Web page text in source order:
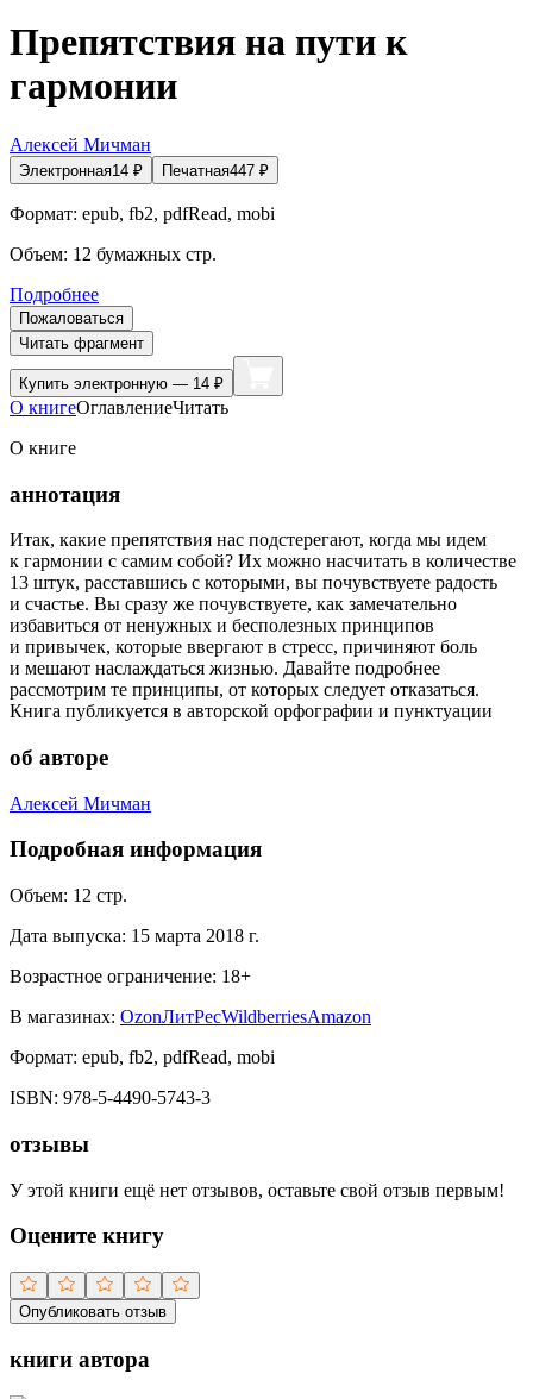
Препятствия на пути к
гармонии
Алексей Мичман
Электронная14 ₽ Печатная447 ₽
Формат: epub, fb2, pdfRead, mobi
Объем: 12 бумажных стр.
Подробнее
Пожаловаться
Читать фрагмент
Купить электронную — 14 ₽
О книгеОглавлениеЧитать
О книге
аннотация
Итак, какие препятствия нас подстерегают, когда мы идем
к гармонии с самим собой? Их можно насчитать в количестве
13 штук, расставшись с которыми, вы почувствуете радость
и счастье. Вы сразу же почувствуете, как замечательно
избавиться от ненужных и бесполезных принципов
и привычек, которые ввергают в стресс, причиняют боль
и мешают наслаждаться жизнью. Давайте подробнее
рассмотрим те принципы, от которых следует отказаться.
Книга публикуется в авторской орфографии и пунктуации
об авторе
Алексей Мичман
Подробная информация
Объем: 12 стр.
Дата выпуска: 15 марта 2018 г.
Возрастное ограничение: 18+
В магазинах: OzonЛитРесWildberriesAmazon
Формат: epub, fb2, pdfRead, mobi
ISBN: 978-5-4490-5743-3
отзывы
У этой книги ещё нет отзывов, оставьте свой отзыв первым!
Оцените книгу
Опубликовать отзыв
книги автора